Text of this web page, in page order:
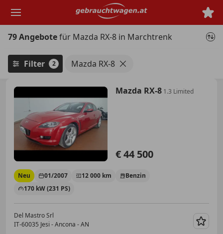
Hauptinhalt
79 Angebotefür Mazda RX-8 in Marchtrenk
Filter 2 Mazda RX-8
Mazda RX-8 1.3 Limited
€ 44 500
Neu 01/2007 12 000 km
Benzin
170 kW (231 PS)
Del Mastro Srl
IT-60035 Jesi - Ancona - AN